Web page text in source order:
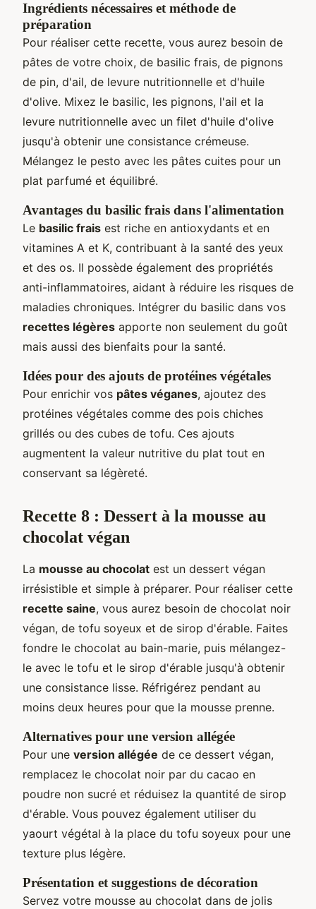
Ingrédients nécessaires et méthode de
préparation
Pour réaliser cette recette, vous aurez besoin de
pâtes de votre choix, de basilic frais, de pignons
de pin, d'ail, de levure nutritionnelle et d'huile
d'olive. Mixez le basilic, les pignons, l'ail et la
levure nutritionnelle avec un filet d'huile d'olive
jusqu'à obtenir une consistance crémeuse.
Mélangez le pesto avec les pâtes cuites pour un
plat parfumé et équilibré.
Avantages du basilic frais dans l'alimentation
Le basilic frais est riche en antioxydants et en
vitamines A et K, contribuant à la santé des yeux
et des os. Il possède également des propriétés
anti-inflammatoires, aidant à réduire les risques de
maladies chroniques. Intégrer du basilic dans vos
recettes légères apporte non seulement du goût
mais aussi des bienfaits pour la santé.
Idées pour des ajouts de protéines végétales
Pour enrichir vos pâtes véganes, ajoutez des
protéines végétales comme des pois chiches
grillés ou des cubes de tofu. Ces ajouts
augmentent la valeur nutritive du plat tout en
conservant sa légèreté.
Recette 8 : Dessert à la mousse au
chocolat végan
La mousse au chocolat est un dessert végan
irrésistible et simple à préparer. Pour réaliser cette
recette saine, vous aurez besoin de chocolat noir
végan, de tofu soyeux et de sirop d'érable. Faites
fondre le chocolat au bain-marie, puis mélangez-
le avec le tofu et le sirop d'érable jusqu'à obtenir
une consistance lisse. Réfrigérez pendant au
moins deux heures pour que la mousse prenne.
Alternatives pour une version allégée
Pour une version allégée de ce dessert végan,
remplacez le chocolat noir par du cacao en
poudre non sucré et réduisez la quantité de sirop
d'érable. Vous pouvez également utiliser du
yaourt végétal à la place du tofu soyeux pour une
texture plus légère.
Présentation et suggestions de décoration
Servez votre mousse au chocolat dans de jolis